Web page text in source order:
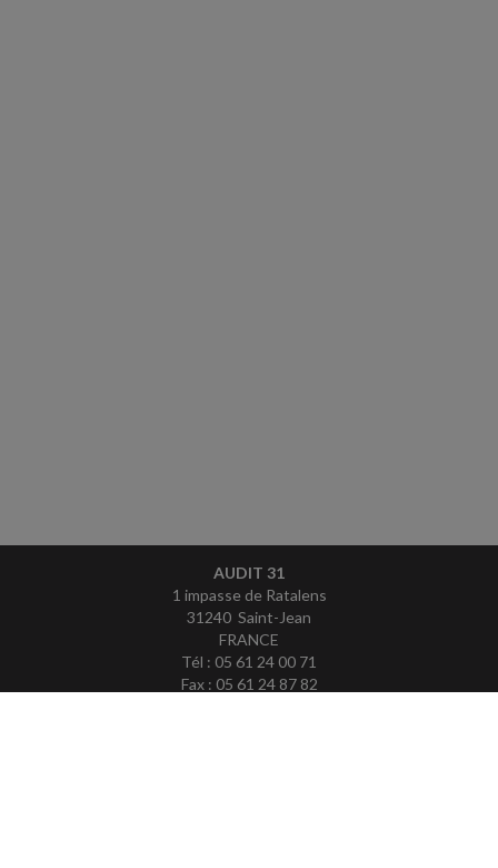
AUDIT 31
1 impasse de Ratalens
31240 Saint-Jean
FRANCE
Tél : 05 61 24 00 71
Fax : 05 61 24 87 82